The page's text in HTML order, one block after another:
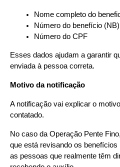
Nome completo do
Número do benefício (NB)
Número do CPF
Esses dados ajudam a garantir
enviada à pessoa correta.
Motivo da notificação
A notificação vai explicar o
contatado.
No caso da Operação Pente
que está revisando os
as pessoas que realmente têm